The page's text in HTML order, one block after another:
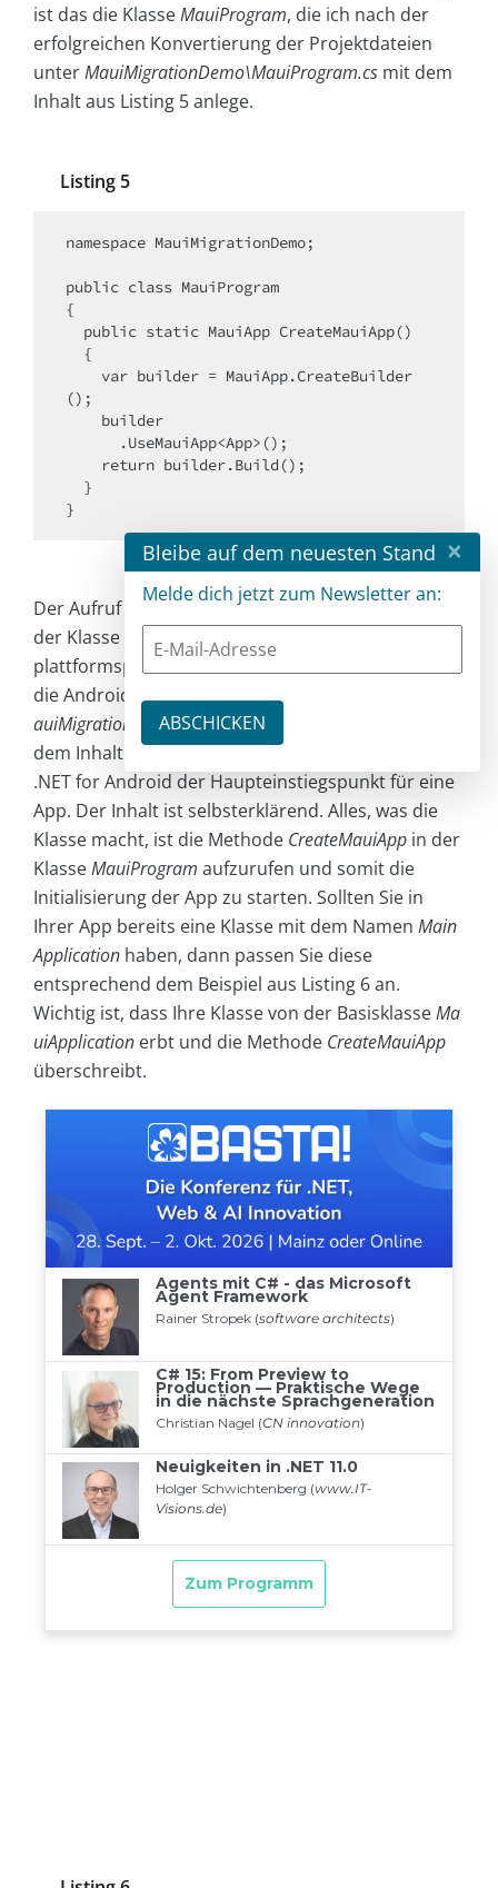
ist das die KlasseMauiProgram, die ich nach der
erfolgreichen Konvertierung der Projektdateien
unterMauiMigrationDemo\MauiProgram.cs mit dem
Inhalt aus Listing 5 anlege.
Listing 5
namespace MauiMigrationDemo;
public class MauiProgram
{
();
}
Der Aufruf der statischen MethodeCreateMauiApp
der Klasse
MauiProgram
plattformspezifischen Startprojekten erfolgen. Für
die Android-Anwendung lege ich dazu die Klasse
auiMigrationDemo.Android\MainApplication.cs
dem Inhalt aus Listing 6 an. Diese Klasse ist unter
.NET for Android der Haupteinstiegspunkt für eine
App. Der Inhalt ist selbsterklärend. Alles, was die
Klasse macht, ist die Methode CreateMauiApp in der
KlasseMauiProgram aufzurufen und somit die
Initialisierung der App zu starten. Sollten Sie in
Ihrer App bereits eine Klasse mit dem Namen Main
Application haben, dann passen Sie diese
entsprechend dem Beispiel aus Listing 6 an.
Wichtig ist, dass Ihre Klasse von der BasisklasseMa
uiApplication erbt und die Methode CreateMauiApp
überschreibt.
Bleibe auf dem neuesten Stand ×
Melde dich jetzt zum Newsletter an: